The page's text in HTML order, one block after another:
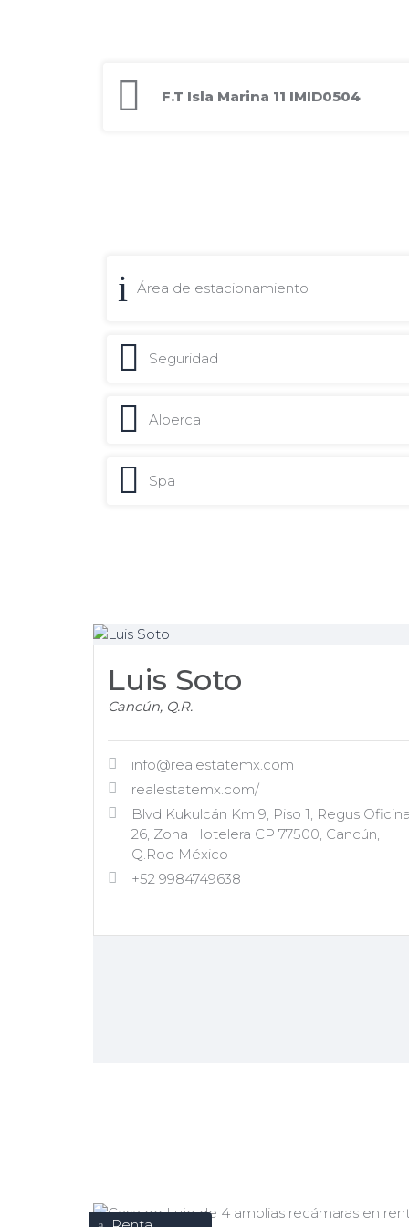
F.T Isla Marina 11 IMID0504
Área de estacionamiento
Seguridad
Alberca
Spa
Luis Soto
Cancún, Q.R.
info@realestatemx.com
realestatemx.com/
Blvd Kukulcán Km 9, Piso 1, Regus Oficina
26, Zona Hotelera CP 77500, Cancún,
Q.Roo México
+52 9984749638